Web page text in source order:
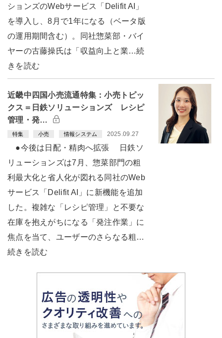
ションズのWebサービス「Delifit AI」
を導入し、8月で1年になる（ベータ版
の運用期間含む）。同社惣菜部・バイ
ヤーの古藤操氏は「収益向上と業…続
きを読む
近畿中四国小売流通特集：小売トピッ
クス＝日鉄ソリューションズ レシピ
管理・発…
特集 小売 情報システム 2025.09.27
●今後は日配・精肉へ拡張 日鉄ソ
リューションズは7月、惣菜部門の粗
利最大化と省人化が図れる同社のWeb
サービス「Delifit AI」に新機能を追加
した。複雑な「レシピ管理」と不要な
在庫を抱えがちになる「発注作業」に
焦点を当て、ユーザーのさらなる粗…
続きを読む